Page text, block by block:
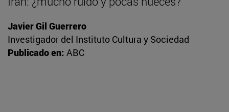
Javier Gil Guerrero
Investigador del Instituto Cultura y Sociedad
Publicado en: ABC